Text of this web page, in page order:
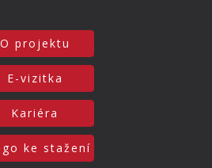
O projektu
E-vizitka
Kariéra
ke stažení